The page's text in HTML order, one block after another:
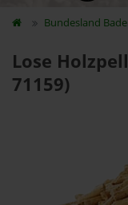
Bundesland
Lose
71159)